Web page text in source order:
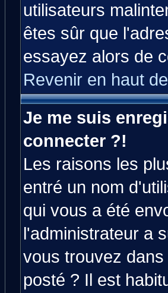
utilisateurs
êtes sûr que
essayez alors de
Revenir en haut
Je me suis
connecter ?!
Les raisons les
entré un nom
qui vous a été
l'administrateur a
vous trouvez
posté ? Il est